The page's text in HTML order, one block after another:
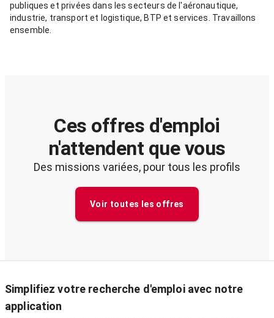
publiques et privées dans les secteurs de l'aéronautique,
industrie, transport et logistique, BTP et services. Travaillons
ensemble.
Ces offres d'emploi
n'attendent que vous
Des missions variées, pour tous les profils
Voir toutes les offres
Simplifiez votre recherche d'emploi avec notre
application